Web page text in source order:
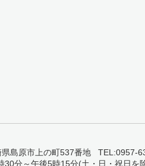
島原市上の町537番地 TEL:0957-
分～午後5時15分(土・日・祝日を